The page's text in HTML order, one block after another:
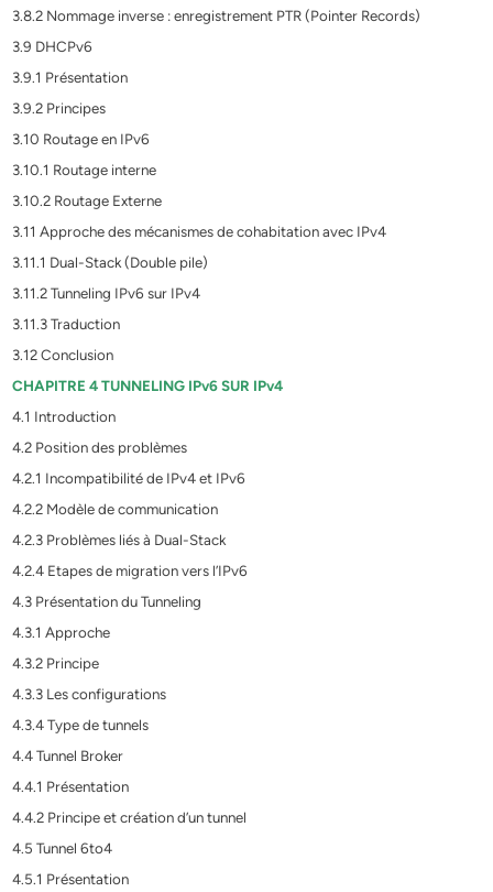
3.8.2 Nommage inverse : enregistrement PTR (Pointer Records)
3.9 DHCPv6
3.9.1 Présentation
3.9.2 Principes
3.10 Routage en IPv6
3.10.1 Routage interne
3.10.2 Routage Externe
3.11 Approche des mécanismes de cohabitation avec IPv4
3.11.1 Dual-Stack (Double pile)
3.11.2 Tunneling IPv6 sur IPv4
3.11.3 Traduction
3.12 Conclusion
CHAPITRE 4 TUNNELING IPv6 SUR IPv4
4.1 Introduction
4.2 Position des problèmes
4.2.1 Incompatibilité de IPv4 et IPv6
4.2.2 Modèle de communication
4.2.3 Problèmes liés à Dual-Stack
4.2.4 Etapes de migration vers l’IPv6
4.3 Présentation du Tunneling
4.3.1 Approche
4.3.2 Principe
4.3.3 Les configurations
4.3.4 Type de tunnels
4.4 Tunnel Broker
4.4.1 Présentation
4.4.2 Principe et création d’un tunnel
4.5 Tunnel 6to4
4.5.1 Présentation